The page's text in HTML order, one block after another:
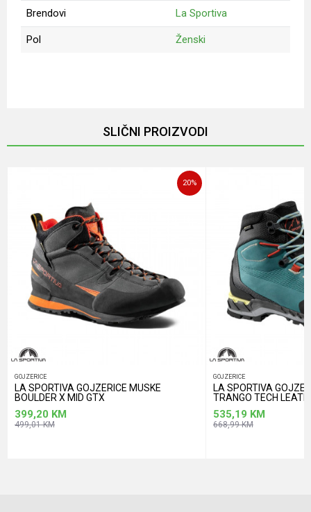
Brendovi La Sportiva
Pol Ženski
POŠALJI
SLIČNI PROIZVODI
20%
GOJZERICE
LA SPORTIVA GOJZERICE MUSKE
BOULDER X MID GTX
399,20 KM
499,01KM
GOJZERICE
LA SPORTIVA
TRANGO TECH
535,19 KM
668,99KM